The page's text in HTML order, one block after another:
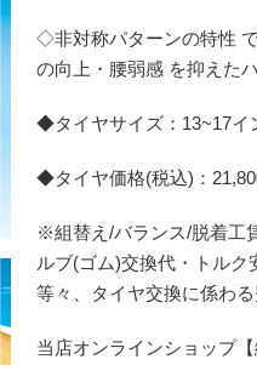
◇非対称パターンの特性
の向上・腰弱感 を抑えた
◆タイヤサイズ：13~17イ
◆タイヤ価格(税込)：
※組替え/バランス/脱着工
ルブ(ゴム)交換代・トルク
等々、タイヤ交換に係わ
当店オンラインショップ